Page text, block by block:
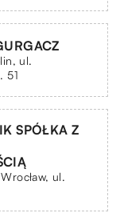
ul.
51
SPÓŁKA Z
ul.